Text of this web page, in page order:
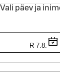
Vali päev ja
R 7.8.